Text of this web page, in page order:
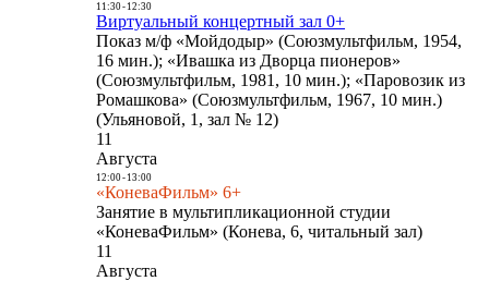
11:30- 12:30
Виртуальный концертный зал 0+
Показ м/ф «Мойдодыр» (Союзмультфильм, 1954,
16 мин.); «Ивашка из Дворца пионеров»
(Союзмультфильм, 1981, 10 мин.); «Паровозик из
Ромашкова» (Союзмультфильм, 1967, 10 мин.)
(Ульяновой, 1, зал № 12)
11
Августа
12:00- 13:00
«КоневаФильм» 6+
Занятие в мультипликационной студии
«КоневаФильм» (Конева, 6, читальный зал)
11
Августа